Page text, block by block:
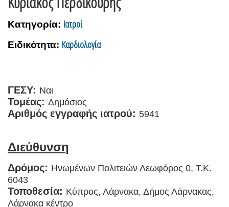
Κατηγορία: Ιατροί
Ειδικότητα: Καρδιολογία
ΓΕΣΥ: Ναι
Τομέας: Δημόσιος
Αριθμός εγγραφής ιατρού: 5941
Διεύθυνση
Δρόμος: Ηνωμένων Πολιτειών Λεωφόρος 0, Τ.Κ.
6043
Τοποθεσία: Κύπρος, Λάρνακα, Δήμος Λάρνακας,
Λάρνακα κέντρο